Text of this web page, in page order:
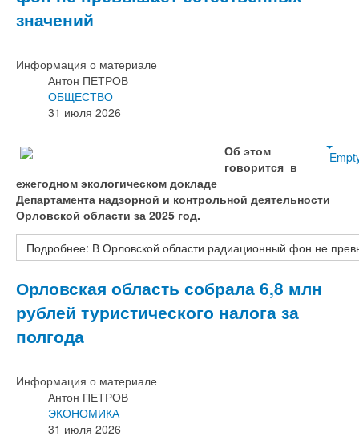
значений
Информация о материале
Антон ПЕТРОВ
ОБЩЕСТВО
31 июля 2026
Об этом
говорится в
ежегодном экологическом докладе
Департамента надзорной и контрольной деятельности
Орловской области за 2025 год.
Подробнее: В Орловской области радиационный фон не
Орловская область собрала 6,8 млн
рублей туристического налога за
полгода
Информация о материале
Антон ПЕТРОВ
ЭКОНОМИКА
31 июля 2026